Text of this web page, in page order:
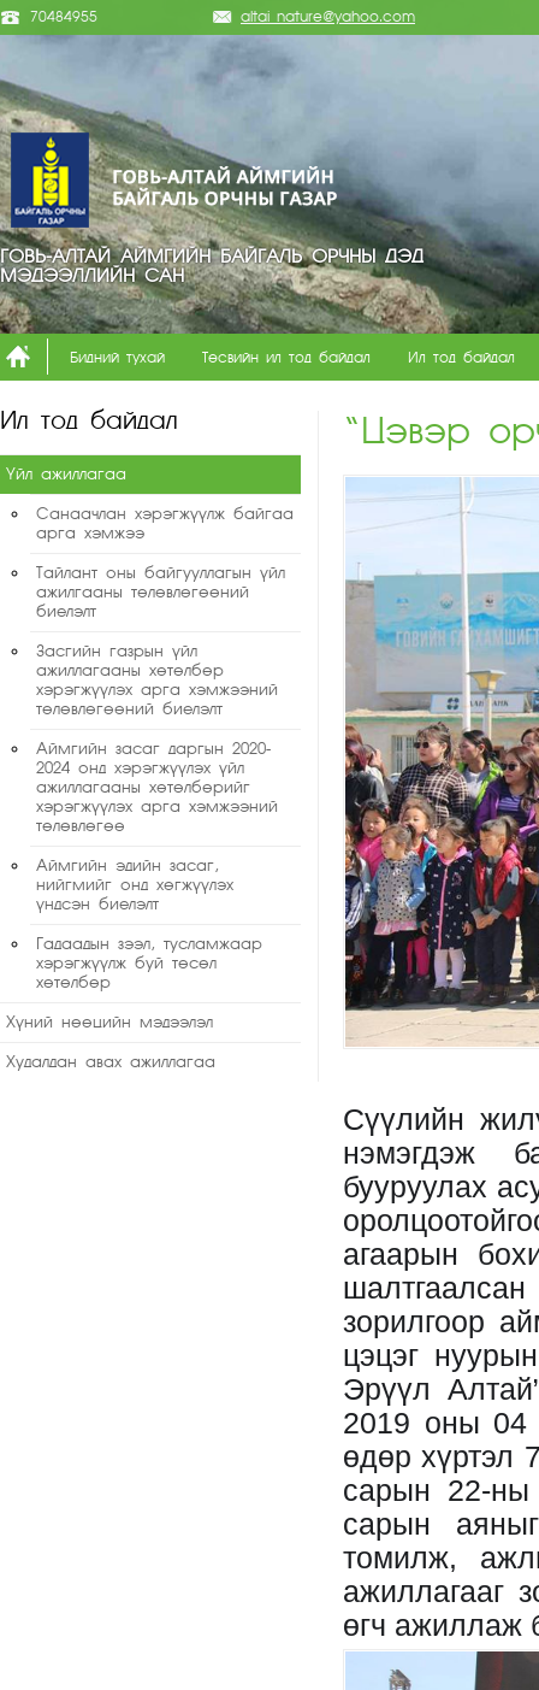
70484955 altai_nature@yahoo.com
ГОВЬ-АЛТАЙ АЙМГИЙН БАЙГАЛЬ ОРЧНЫ ДЭД
МЭДЭЭЛЛИЙН САН
Бидний тухай Төсвийн ил тод байдал Ил тод байдал
Ил тод байдал
Үйл ажиллагаа
Санаачлан хэрэгжүүлж байгаа
арга хэмжээ
Тайлант оны байгууллагын үйл
ажилгааны төлөвлөгөөний
биелэлт
Засгийн газрын үйл
ажиллагааны хөтөлбөр
хэрэгжүүлэх арга хэмжээний
төлөвлөгөөний биелэлт
Аймгийн засаг даргын 2020-
2024 онд хэрэгжүүлэх үйл
ажиллагааны хөтөлбөрийг
хэрэгжүүлэх арга хэмжээний
төлөвлөгөө
Аймгийн эдийн засаг,
нийгмийг онд хөгжүүлэх
үндсэн биелэлт
Гадаадын зээл, тусламжаар
хэрэгжүүлж буй төсөл
хөтөлбөр
Хүний нөөцийн мэдээлэл
Худалдан авах ажиллагаа
“Цэвэр
Сүүлийн
нэмэгдэж
бууруулах
агаарын
зорилгоор
цэцэг
Эрүүл
2019 оны 04
өдөр хүртэл
сарын 22-ны
сарын
томилж,
ажиллагааг
өгч ажиллаж